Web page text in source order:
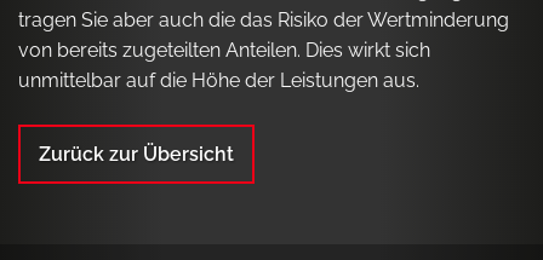
tragen Sie aber auch die das Risiko der Wertminderung
von bereits zugeteilten Anteilen. Dies wirkt sich
unmittelbar auf die Höhe der Leistungen aus.
Zurück zur Übersicht